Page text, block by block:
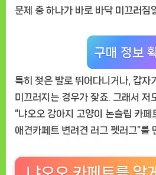
문제 중 하나가 바로 바닥 미끄러짐
구매 정보
특히 젖은 발로 뛰어다니거나, 갑자
미끄러지는 경우가 잦죠. 그래서 저
“냐오오 강아지 고양이 논슬립 카페
애견카페트 변려견 러그 펫러그”를